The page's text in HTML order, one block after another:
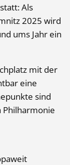
Als
2025 wird
ums Jahr ein
mit der
eine
sind
Philharmonie